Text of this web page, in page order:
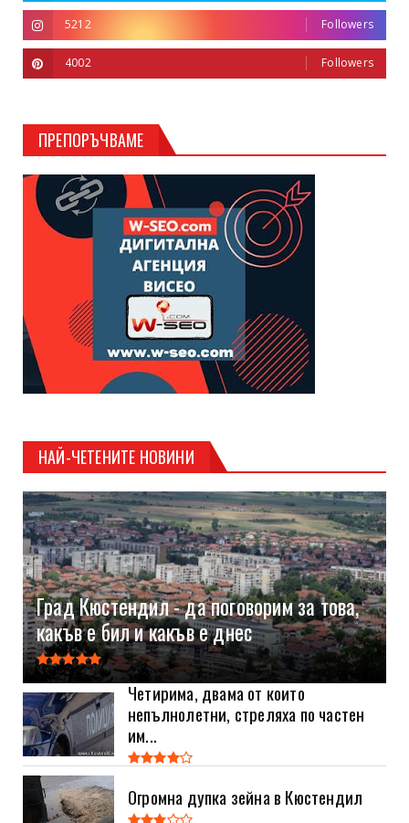
5212 Followers
4002 Followers
ПРЕПОРЪЧВАМЕ
НАЙ-ЧЕТЕНИТЕ НОВИНИ
Град Кюстендил - да поговорим за това,
какъв е бил и какъв е днес
Четирима, двама от които
непълнолетни, стреляха по частен
им...
Огромна дупка зейна в Кюстендил